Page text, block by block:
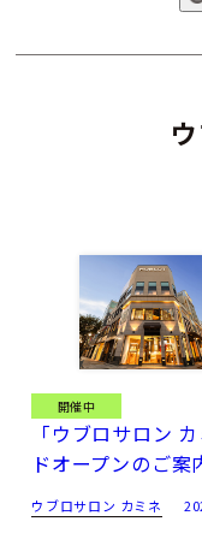
開催中
「ウブロサロン
ドオープンのご案
ウブロサロン カミネ